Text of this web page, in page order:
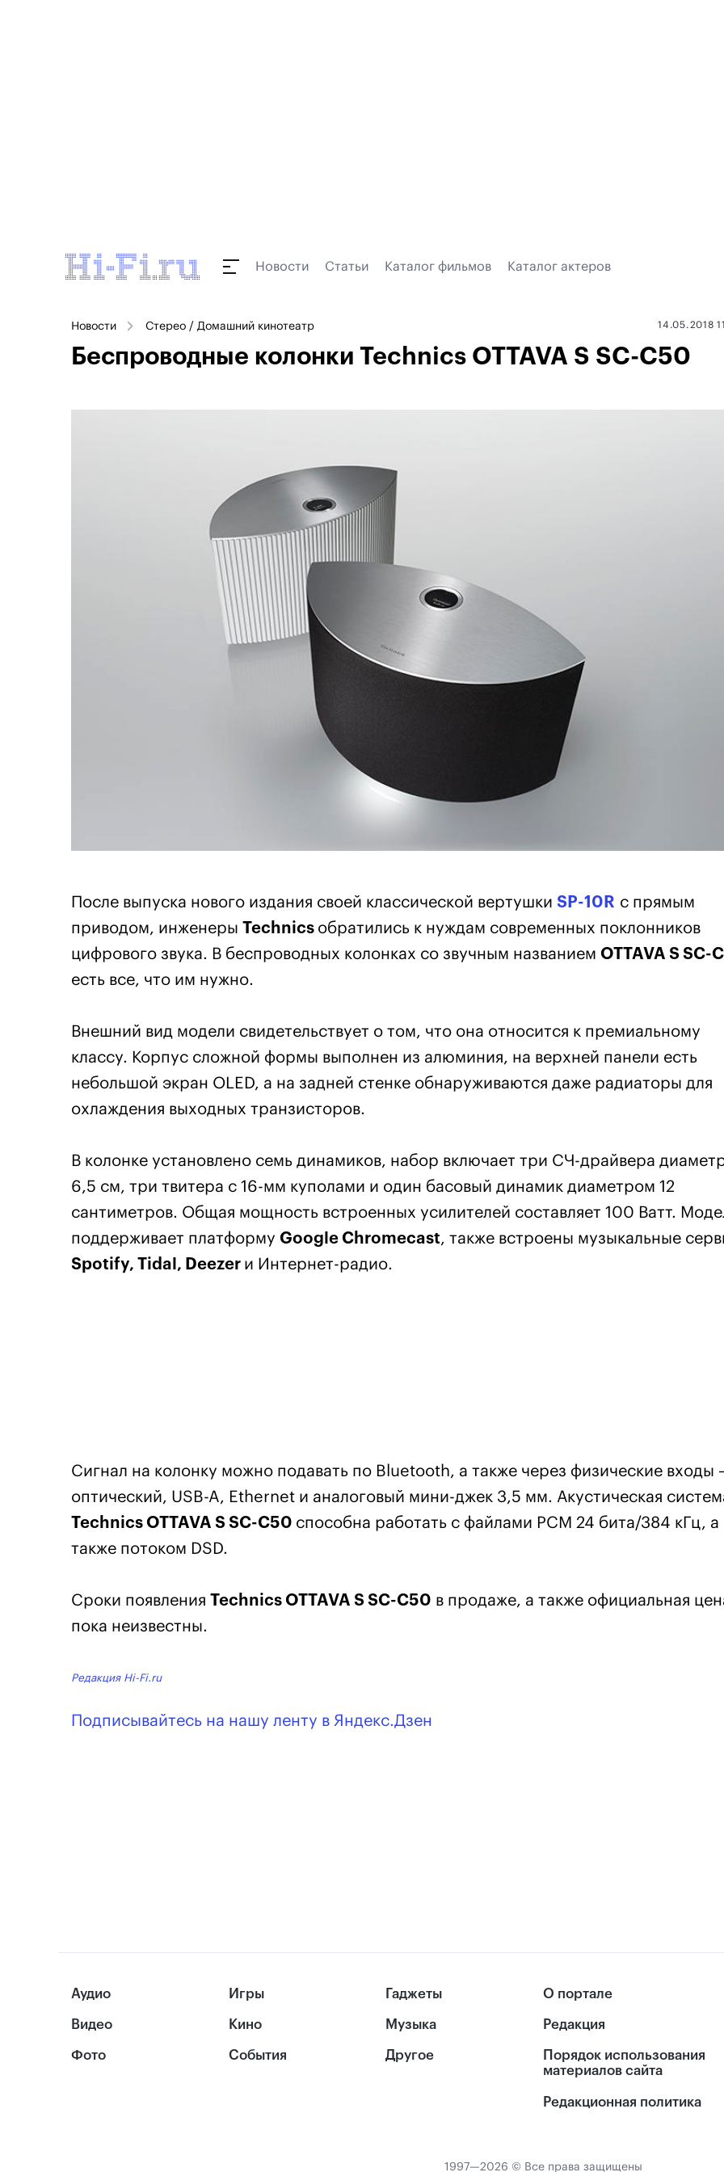
Новости Статьи Каталог фильмов Каталог актеров
Новости Стерео / Домашний кинотеатр 14.05.2018
Беспроводные колонки Technics OTTAVA S SC-C50
После выпуска нового издания своей классической вертушки SP-10 R с прямым
приводом, инженеры Technics обратились к нуждам современных поклонников
цифрового звука. В беспроводных колонках со звучным названием OTTAVA S SC-
есть все, что им нужно.
Внешний вид модели свидетельствует о том, что она относится к премиальному
классу. Корпус сложной формы выполнен из алюминия, на верхней панели есть
небольшой экран OLED, а на задней стенке обнаруживаются даже радиаторы для
охлаждения выходных транзисторов.
В колонке установлено семь динамиков, набор включает три СЧ-драйвера
6,5 см, три твитера с 16-мм куполами и один басовый динамик диаметром 12
сантиметров. Общая мощность встроенных усилителей составляет 100 Ватт.
поддерживает платформу Google Chromecast, также встроены музыкальные
Spotify, Tidal, Deezer и Интернет-радио.
Сигнал на колонку можно подавать по Bluetooth, а также через физические входы
оптический, USB-A, Ethernet и аналоговый мини-джек 3,5 мм. Акустическая
Technics OTTAVA S SC-C50 способна работать с файлами РСМ 24 бита/384 кГц, а
также потоком DSD.
Сроки появления Technics OTTAVA S SC-C50 в продаже, а также официальная
пока неизвестны.
Редакция Hi-Fi.ru
Подписывайтесь на нашу ленту в Яндекс.Дзен
Аудио
Видео
Фото
Игры
Кино
События
Гаджеты
Музыка
Другое
О портале
Редакция
Порядок использования
материалов сайта
Редакционная политика
1997—2026 © Все права защищены